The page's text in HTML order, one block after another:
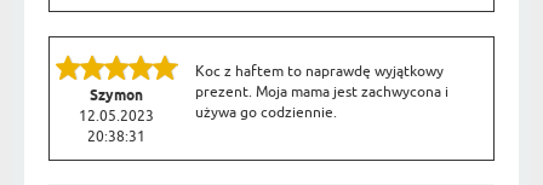
Szymon
12.05.2023
20:38:31
Koc z haftem to naprawdę wyjątkowy
prezent. Moja mama jest zachwycona i
używa go codziennie.